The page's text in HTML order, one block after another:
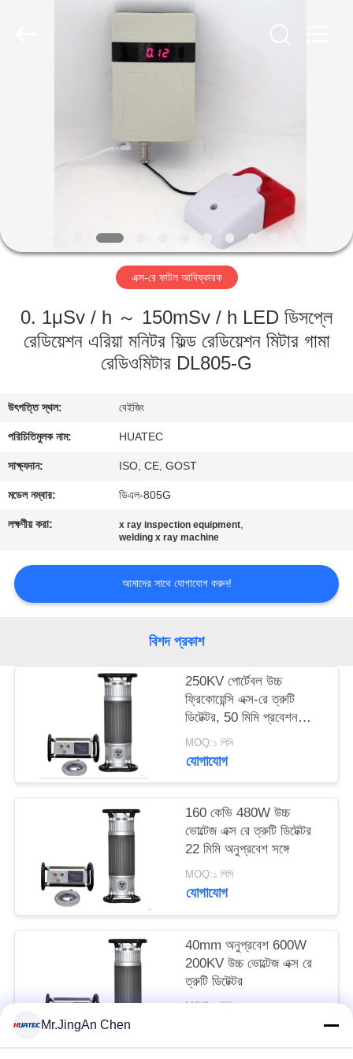
কারখানা
মান
যোগাযোগ
করুন
উদ্ধৃতির
জন্য
সাইট
PRIVACY
এক্স-রে ফাটল আবিষ্কারক
0. 1μSv / h ～ 150mSv / h LED ডিসপ্লে
রেডিয়েশন এরিয়া মনিটর ফিল্ড রেডিয়েশন মিটার গামা
রেডিওমিটার DL805-G
উৎপত্তি স্থল: বেইজিং
পরিচিতিমুলক নাম: HUATEC
সাক্ষ্যদান: ISO, CE, GOST
মডেল নম্বার: ডিএল-805G
লক্ষণীয় করা: x ray inspection equipment,
welding x ray machine
আমাদের সাথে যোগাযোগ করুন!
বিশদ প্রকাশ
250KV পোর্টেবল উচ্চ
ফ্রিকোয়েন্সি এক্স-রে ত্রুটি
ডিটেক্টর, 50 মিমি প্রবেশন
ক্ষমতা সহ
MOQ:১ পিসি
যোগাযোগ
160 কেভি 480W উচ্চ
ভোল্টেজ এক্স রে ত্রুটি ডিটেক্টর
22 মিমি অনুপ্রবেশ সঙ্গে
MOQ:১ পিসি
যোগাযোগ
40mm অনুপ্রবেশ 600W
200KV উচ্চ ভোল্টেজ এক্স রে
ত্রুটি ডিটেক্টর
MOQ:১ পিসি
Mr.JingAn Chen